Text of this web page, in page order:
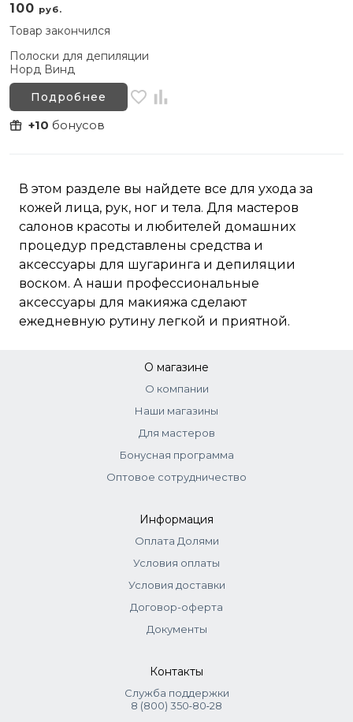
100 руб.
Товар закончился
Полоски для депиляции
Норд Винд
Подробнее
+10 бонусов
В этом разделе вы найдете все для ухода за
кожей лица, рук, ног и тела. Для мастеров
салонов красоты и любителей домашних
процедур представлены средства и
аксессуары для шугаринга и депиляции
воском. А наши профессиональные
аксессуары для макияжа сделают
ежедневную рутину легкой и приятной.
О магазине
О компании
Наши магазины
Для мастеров
Бонусная программа
Оптовое сотрудничество
Информация
Оплата Долями
Условия оплаты
Условия доставки
Договор-оферта
Документы
Контакты
Служба поддержки
8 (800) 350‑80‑28